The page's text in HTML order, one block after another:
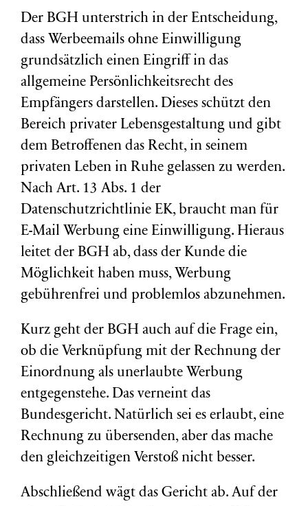
Der BGH unterstrich in der Entscheidung,
dass Werbeemails ohne Einwilligung
grundsätzlich einen Eingriff in das
allgemeine Persönlichkeitsrecht des
Empfängers darstellen. Dieses schützt den
Bereich privater Lebensgestaltung und gibt
dem Betroffenen das Recht, in seinem
privaten Leben in Ruhe gelassen zu werden.
Nach Art. 13 Abs. 1 der
Datenschutzrichtlinie EK, braucht man für
E-Mail Werbung eine Einwilligung. Hieraus
leitet der BGH ab, dass der Kunde die
Möglichkeit haben muss, Werbung
gebührenfrei und problemlos abzunehmen.
Kurz geht der BGH auch auf die Frage ein,
ob die Verknüpfung mit der Rechnung der
Einordnung als unerlaubte Werbung
entgegenstehe. Das verneint das
Bundesgericht. Natürlich sei es erlaubt, eine
Rechnung zu übersenden, aber das mache
den gleichzeitigen Verstoß nicht besser.
Abschließend wägt das Gericht ab. Auf der